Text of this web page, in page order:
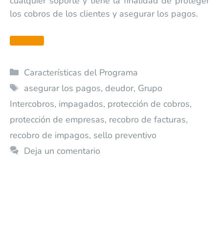
los cobros de los clientes y asegurar los pagos.
Leer más
Características del Programa
asegurar los pagos, deudor, Grupo
Intercobros, impagados, protección de cobros,
protección de empresas, recobro de facturas,
recobro de impagos, sello preventivo
Deja un comentario